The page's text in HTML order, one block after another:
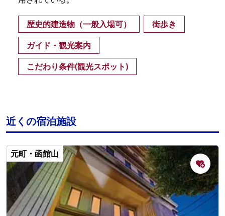
歴史的建造物（一般入場可）
街歩き
ガイド・観光案内
こだわり条件(観光スポット)
近くの宿泊施設
元町・函館山